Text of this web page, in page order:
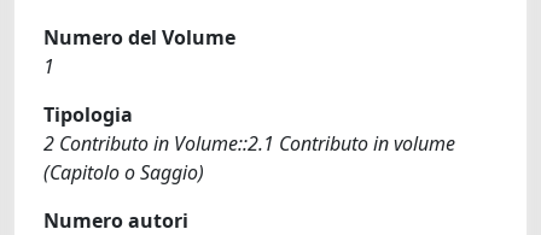
Numero del Volume
1
Tipologia
2 Contributo in Volume::2.1 Contributo in volume
(Capitolo o Saggio)
Numero autori